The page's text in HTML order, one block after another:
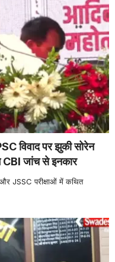
विवाद पर झुकी सोरेन
CBI जांच से इनकार
JSSC परीक्षाओं में कथित